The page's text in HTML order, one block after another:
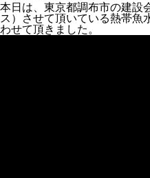
本日は、東京都調布市の建設
ス）させて頂いている熱帯魚
わせて頂きました。